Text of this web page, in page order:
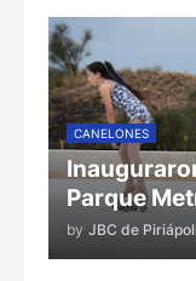
CANELONES
Parque
by JBC de